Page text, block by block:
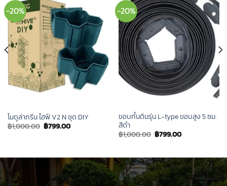
-20%
โมดูล่ากรีน ไฮฟ์ V2 N ชุด DIY
฿1,000.00 Original
price
฿799.00Current
price
-20%
ขอบกั้นดินรุ่น L-type ขอบสูง 5 ซม.
สีดำ
฿1,000.00 Original
price
฿799.00Current